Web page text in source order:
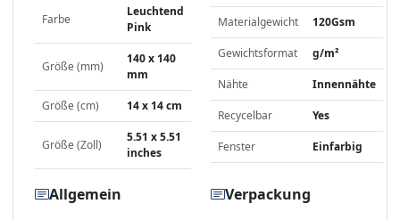
Farbe
Leuchtend
Pink
Größe (mm)
140 x 140
mm
Größe (cm) 14 x 14 cm
Größe (Zoll)
5.51 x 5.51
inches
Materialgewicht 120Gsm
Gewichtsformat g/m²
Nähte Innennähte
Recycelbar Yes
Fenster Einfarbig
Allgemein Verpackung